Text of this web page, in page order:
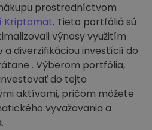
prostredníctvom
Kriptomat. Tieto portfóliá sú
výnosy využitím
diverzifikáciou investícií do
. Výberom portfólia,
do tejto
aktívami, pričom môžete
vyvažovania a